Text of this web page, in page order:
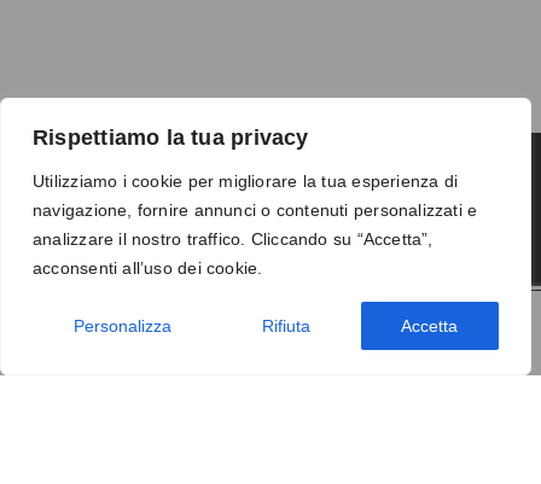
Rispettiamo la tua privacy
Utilizziamo i cookie per migliorare la tua esperienza di
navigazione, fornire annunci o contenuti personalizzati e
analizzare il nostro traffico. Cliccando su “Accetta”,
acconsenti all’uso dei cookie.
Personalizza Rifiuta Accetta
AGGIUNGI AL CARRELLO
Termini e condizioni-Privacy-Reso